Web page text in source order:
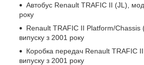
Автобус Renault TRAFIC II (JL),
року
Renault TRAFIC II Platform/Chassis
випуску з 2001 року
Коробка передач Renault TRAFIC
випуску з 2001 року